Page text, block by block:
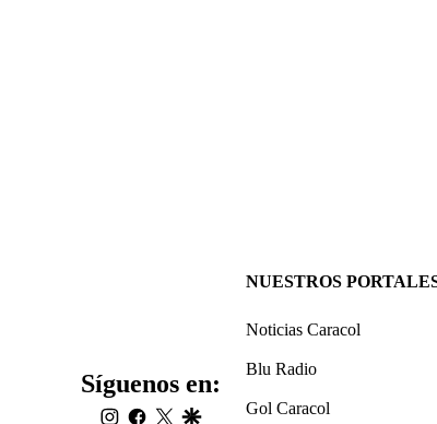
Síguenos en:
instagram
facebook
twittergoogle
NUESTROS
Noticias Caracol
Blu Radio
Gol Caracol